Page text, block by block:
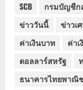
SCB กรมบัญชีก
ข่าววันนี้
ข่าวเ
ค่าเงินบาท
ค่า
ดอลลาร์สหรัฐ
ธนาคารไทยพาณิ